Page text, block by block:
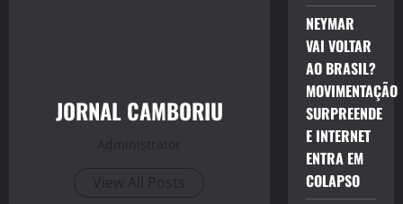
JORNAL CAMBORIU
Administrator
View All Posts
NEYMAR
VAI VOLTAR
AO BRASIL?
MOVIMENTAÇÃO
SURPREENDE
E INTERNET
ENTRA EM
COLAPSO